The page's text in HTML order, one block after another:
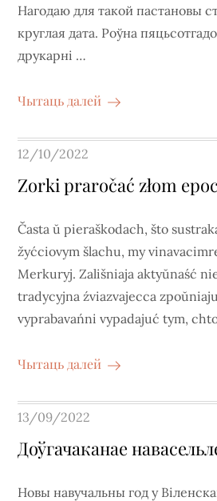
Нагодаю для такой пастановы
круглая дата. Роўна
друкарні …
Чытаць далей
Posted
on
12/10/2022
Zorki praročać złom
Časta ŭ pieraškodach, što
žyćciovym šlachu, my
Merkuryj. Zališniaja aktyŭnaść
tradycyjna źviazvajecca
vyprabavańni vypadajuć tym,
Чытаць далей
Posted
on
13/09/2022
Доўгачаканае
Новы навучальны год у